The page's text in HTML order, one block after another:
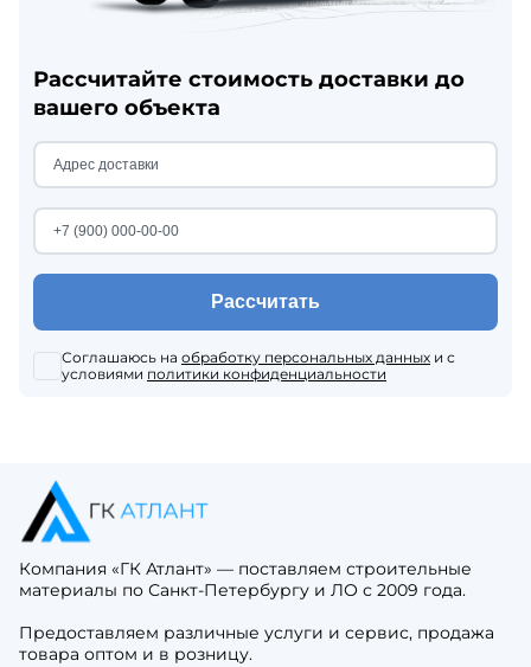
Рассчитайте стоимость доставки до
вашего объекта
Рассчитать
Соглашаюсь на обработку персональных данных и с
условиями политики конфиденциальности
Компания «ГК Атлант» — поставляем строительные
материалы по Санкт-Петербургу и ЛО с 2009 года.
Предоставляем различные услуги и сервис, продажа
товара оптом и в розницу.